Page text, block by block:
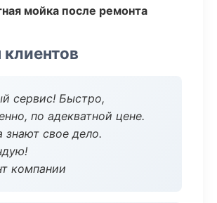
мойка после ремонта
сервис! Быстро,
по адекватной цене.
знают свое дело.
компании